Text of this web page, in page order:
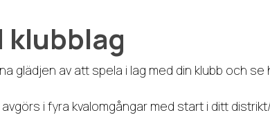
klubblag
glädjen av att spela i lag med din klubb och
i fyra kvalomgångar med start i ditt